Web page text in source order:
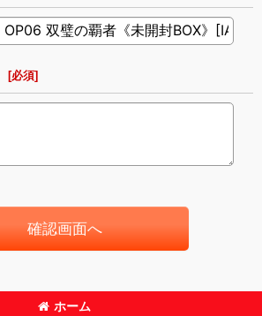
[必須]
確認画面へ
ホーム